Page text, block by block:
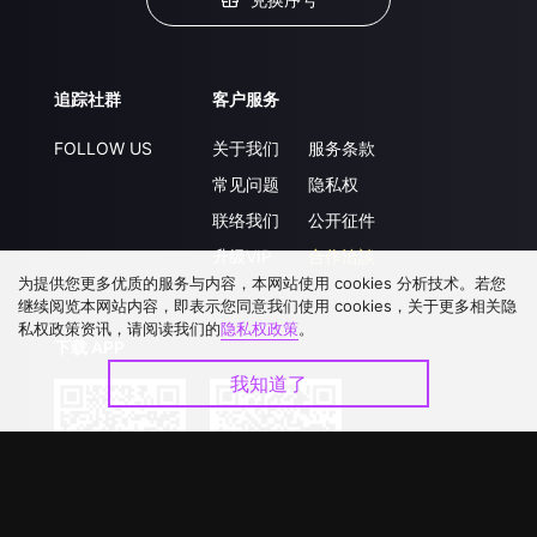
追踪社群
FOLLOW US
客户服务
关于我们
常见问题
联络我们
升级VIP
服务条款
隐私权
公开征件
合作洽談
为提供您更多优质的服务与内容，本网站使用 cookies 分析技术。若您
继续阅览本网站内容，即表示您同意我们使用 cookies，关于更多相关隐
私权政策资讯，请阅读我们的隐私权政策。
我知道了